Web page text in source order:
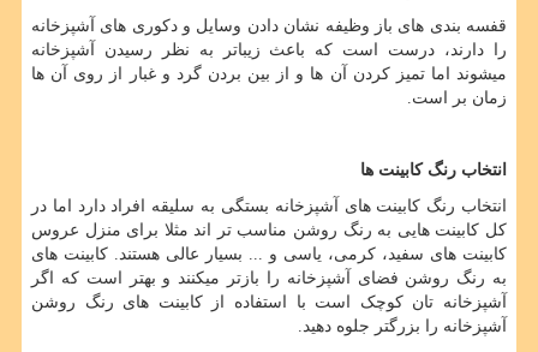
قفسه بندی های باز وظیفه نشان دادن وسایل و دکوری های آشپزخانه
را دارند، درست است که باعث زیباتر به نظر رسیدن آشپزخانه
میشوند اما تمیز کردن آن ها و از بین بردن گرد و غبار از روی آن ها
زمان بر است.
انتخاب رنگ کابینت ها
انتخاب رنگ کابینت های آشپزخانه بستگی به سلیقه افراد دارد اما در
کل کابینت هایی به رنگ روشن مناسب تر اند مثلا برای منزل عروس
کابینت های سفید، کرمی، یاسی و ... بسیار عالی هستند. کابینت های
به رنگ روشن فضای آشپزخانه را بازتر میکنند و بهتر است که اگر
آشپزخانه تان کوچک است با استفاده از کابینت های رنگ روشن
آشپزخانه را بزرگتر جلوه دهید.